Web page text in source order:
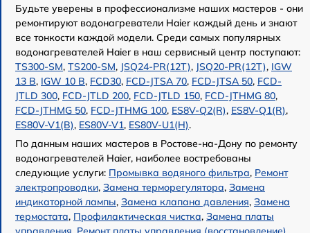
Будьте уверены в профессионализме наших мастеров - они
ремонтируют водонагреватели Haier каждый день и знают
все тонкости каждой модели. Среди самых популярных
водонагревателей Haier в наш сервисный центр поступают:
TS300-SM, TS200-SM, JSQ24-PR(12T), JSQ20-PR(12T), IGW
13 B, IGW 10 B, FCD30, FCD-JTSA 70, FCD-JTSA 50, FCD-
JTLD 300, FCD-JTLD 200, FCD-JTLD 150, FCD-JTHMG 80,
FCD-JTHMG 50, FCD-JTHMG 100, ES8V-Q2(R), ES8V-Q1(R),
ES80V-V1(В), ES80V-V1, ES80V-U1(H).
По данным наших мастеров в Ростове-на-Дону по ремонту
водонагревателей Haier, наиболее востребованы
следующие услуги: Промывка водяного фильтра, Ремонт
электропроводки, Замена терморегулятора, Замена
индикаторной лампы, Замена клапана давления, Замена
термостата, Профилактическая чистка, Замена платы